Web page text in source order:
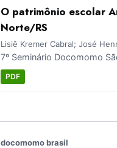
O patrimônio escolar
Norte/RS
Lisiê Kremer Cabral; José
7º Seminário Docomomo
PDF
docomomo brasil